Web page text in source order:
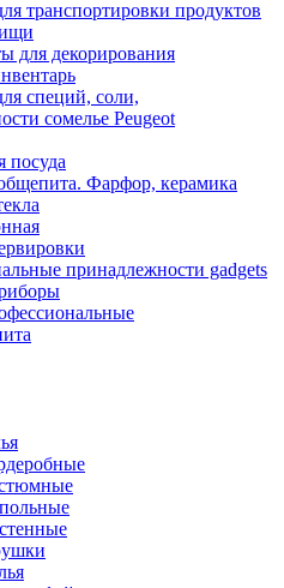
транспортировки продуктов
для декорирования
специй, соли,
сомелье Peugeot
посуда
Фарфор, керамика
принадлежности gadgets